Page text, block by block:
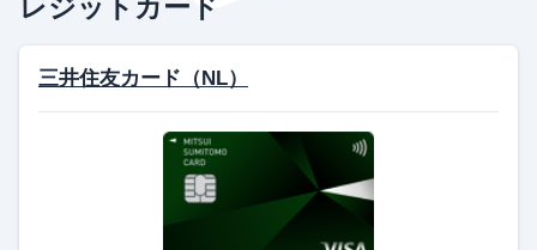
レジットカード
三井住友カード（NL）